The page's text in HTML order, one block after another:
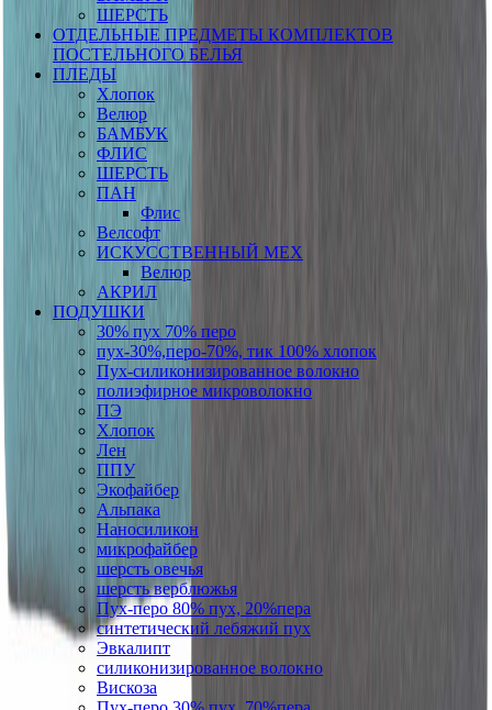
ШЕРСТЬ
ОТДЕЛЬНЫЕ ПРЕДМЕТЫ КОМПЛЕКТОВ
ПОСТЕЛЬНОГО БЕЛЬЯ
ПЛЕДЫ
Хлопок
Велюр
БАМБУК
ФЛИС
ШЕРСТЬ
ПАН
Флис
Велсофт
ИСКУССТВЕННЫЙ МЕХ
Велюр
АКРИЛ
ПОДУШКИ
30% пух 70% перо
пух-30%,перо-70%, тик 100% хлопок
Пух-силиконизированное волокно
полиэфирное микроволокно
ПЭ
Хлопок
Лен
ППУ
Экофайбер
Альпака
Наносиликон
микрофайбер
шерсть овечья
шерсть верблюжья
Пух-перо 80% пух, 20%пера
синтетический лебяжий пух
Эвкалипт
силиконизированное волокно
Вискоза